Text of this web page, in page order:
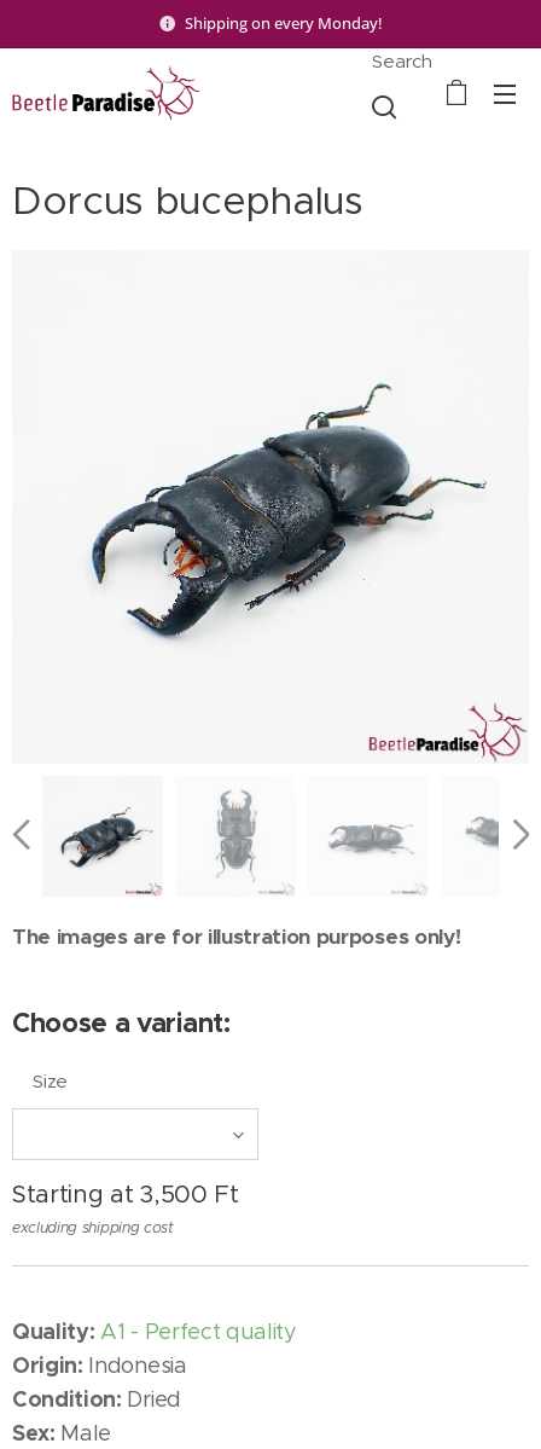
Shipping on every Monday!
Search
Dorcus bucephalus
The images are for illustration purposes only!
Choose a variant:
Size
Starting at3,500 Ft
excluding shipping cost
Quality: A1 - Perfect quality
Origin: Indonesia
Condition: Dried
Sex: Male